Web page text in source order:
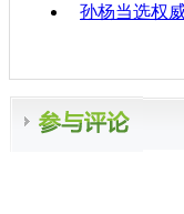
孙杨当选权